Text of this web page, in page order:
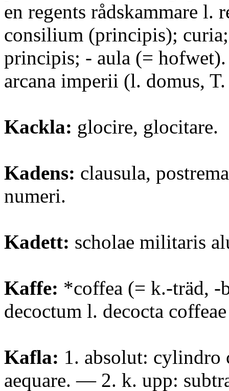
en regents rådskammare l.
consilium (principis);
principis; - aula (=
arcana imperii (l. domus,
Kackla: glocire, glocitare.
Kadens: clausula,
numeri.
Kadett: scholae militaris
Kaffe: *coffea (= k.-träd, -
decoctum l. decocta
Kafla: 1. absolut: cylindro
aequare. — 2. k. upp: